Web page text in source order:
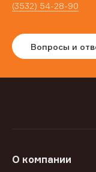
(3532) 54-28-90
Вопросы и
О компании